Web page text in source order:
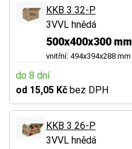
KKB 3 32-P
3VVL hnědá
500x400x300 mm
vnitřní: 494x394x288 mm
do 8 dní
od 15,05 Kč bez DPH
KKB 3 26-P
3VVL hnědá